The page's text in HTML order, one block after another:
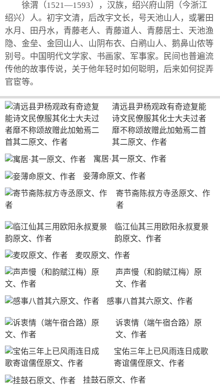
徐渭（1521—1593），汉族，绍兴府山阴（今浙江
绍兴）人。初字文清，后改字文长，号天池山人，或署田
水月、田丹水，青藤老人、青藤道人、青藤居士、天池渔
隐、金垒、金回山人、山阴布衣、白鹇山人、鹅鼻山侬等
别号。中国明代文学家、书画家、军事家。民间也普遍流
传他的故事传说，关于他年轻时如何聪明，后来如何捉弄
官宦等。
清远县尹杨观政有奇迹复能
诗文民僚服其化士大夫过者
靡不称颂故赠此加勉焉二首
其二原文、作者
寓居·其一原文、作者
妾薄命原文、作者
寄节斋陈叔方寺丞原文、作
者
临江仙其三用欧阳永叔夏景
韵原文、作者
麦叹原文、作者
声声慢（和韵赋江梅）原
文、作者
感事八首其六原文、作者
诉衷情（端午宿合路）原
文、作者
宝佑三年上已风雨连日成歌
寄谊儒侄原文、作者
挂鼓石原文、作者